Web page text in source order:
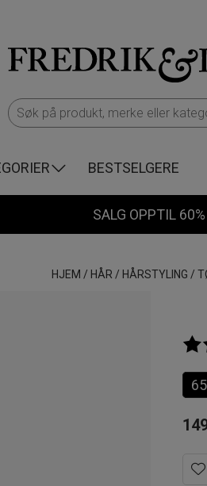
BESTSELGERE
SALG OPPTIL 60%
HJEM / HÅR / HÅRSTYLING /